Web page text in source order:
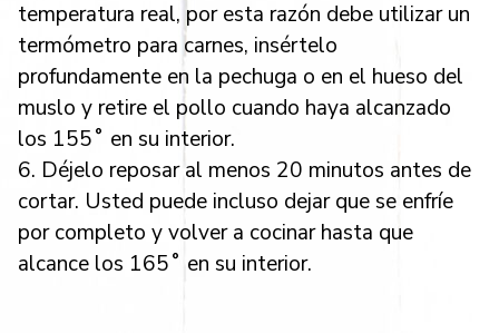
temperatura real, por esta razón debe utilizar un
termómetro para carnes, insértelo
profundamente en la pechuga o en el hueso del
muslo y retire el pollo cuando haya alcanzado
los 155˚ en su interior.
6. Déjelo reposar al menos 20 minutos antes de
cortar. Usted puede incluso dejar que se enfríe
por completo y volver a cocinar hasta que
alcance los 165˚ en su interior.